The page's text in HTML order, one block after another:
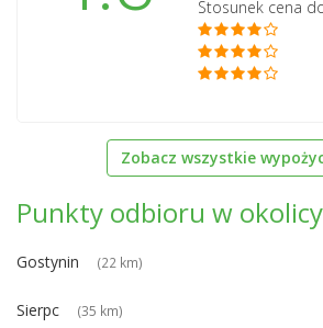
Stosunek cena
Zobacz wszystkie
Punkty odbioru w okolicy
Gostynin (22 km)
Sierpc (35 km)